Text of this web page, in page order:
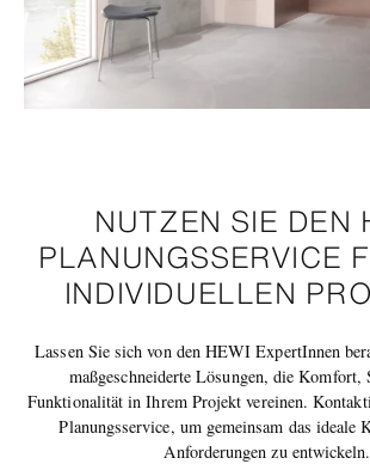
NUTZEN SIE DEN
PLANUNGSSERVICE
INDIVIDUELLEN
Lassen Sie sich von den HEWI ExpertInnen
maßgeschneiderte Lösungen, die Komfort,
Funktionalität in Ihrem Projekt vereinen.
Planungsservice, um gemeinsam das ideale
Anforderungen zu entwickeln.